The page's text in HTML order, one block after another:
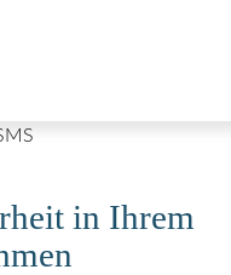
in Ihrem